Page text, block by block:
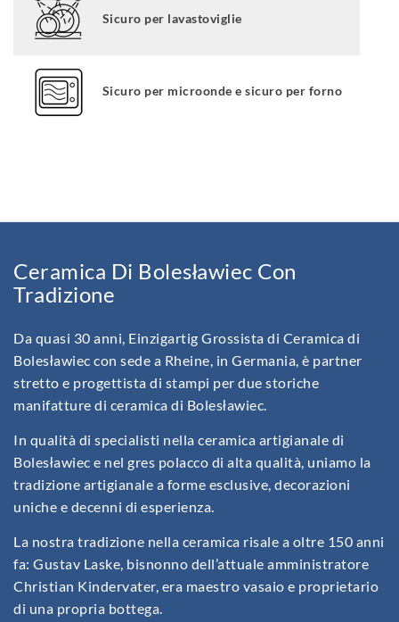
Sicuro per lavastoviglie
Sicuro per microonde e sicuro per forno
Ceramica Di Bolesławiec Con
Tradizione
Da quasi 30 anni, Einzigartig Grossista di Ceramica di
Bolesławiec con sede a Rheine, in Germania, è partner
stretto e progettista di stampi per due storiche
manifatture di ceramica di Bolesławiec.
In qualità di specialisti nella ceramica artigianale di
Bolesławiec e nel gres polacco di alta qualità, uniamo la
tradizione artigianale a forme esclusive, decorazioni
uniche e decenni di esperienza.
La nostra tradizione nella ceramica risale a oltre 150 anni
fa: Gustav Laske, bisnonno dell’attuale amministratore
Christian Kindervater, era maestro vasaio e proprietario
di una propria bottega.